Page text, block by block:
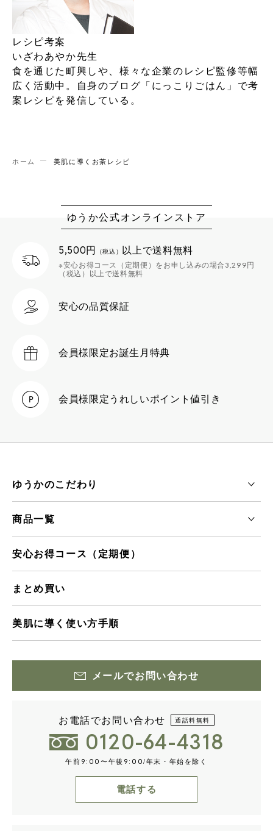
レシピ考案
いざわあやか先生
食を通じた町興しや、様々な企業のレシピ監修等幅
広く活動中。自身のブログ「にっこりごはん」で考
案レシピを発信している。
ホーム 美肌に導くお茶レシピ
ゆうか公式オンラインストア
5,500円 （税込） 以上で送料無料
※安心お得コース（定期便）をお申し込みの場合3,299円
（税込）以上で送料無料
安心の品質保証
会員様限定お誕生月特典
会員様限定うれしいポイント値引き
ゆうかのこだわり
商品一覧
安心お得コース（定期便）
まとめ買い
美肌に導く使い方手順
メールでお問い合わせ
お電話でお問い合わせ 通話料無料
0120-64-4318
午前 9:00 〜午後 9:00/年末・年始を除く
電話する